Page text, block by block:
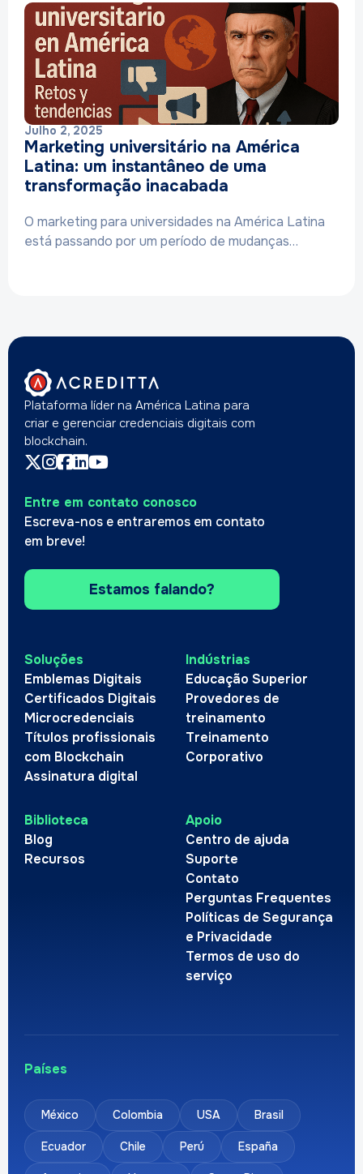
Julho 2, 2025
Marketing universitário na América
Latina: um instantâneo de uma
transformação inacabada
O marketing para universidades na América Latina
está passando por um período de mudanças…
Plataforma líder na América Latina para
criar e gerenciar credenciais digitais com
blockchain.
Entre em contato conosco
Escreva-nos e entraremos em contato
em breve!
Estamos falando?
Soluções
Emblemas Digitais
Certificados Digitais
Microcredenciais
Títulos profissionais
com Blockchain
Assinatura digital
Indústrias
Educação Superior
Provedores de
treinamento
Treinamento
Corporativo
Biblioteca
Blog
Recursos
Apoio
Centro de ajuda
Suporte
Contato
Perguntas Frequentes
Políticas de Segurança
e Privacidade
Termos de uso do
serviço
Países
México Colombia USA Brasil
Ecuador Chile Perú España